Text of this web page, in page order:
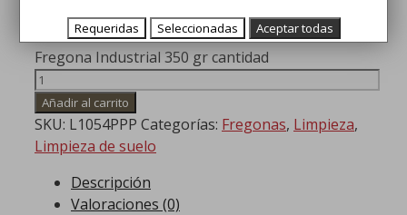
industrial
Fregona Industrial 350 gr cantidad
Añadir al carrito
SKU: L1054PPP Categorías: Fregonas, Limpieza,
Limpieza de suelo
Descripción
Valoraciones (0)
Requeridas Seleccionadas Aceptar todas